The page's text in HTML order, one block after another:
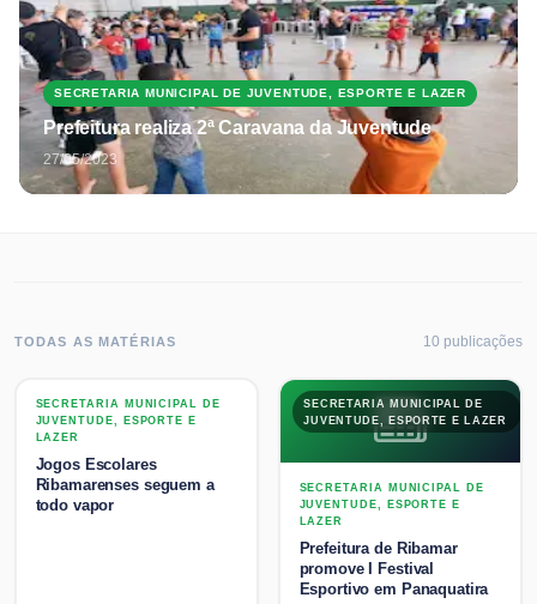
SECRETARIA MUNICIPAL DE JUVENTUDE, ESPORTE E LAZER
Prefeitura realiza 2ª Caravana da Juventude
27/05/2023
TODAS AS MATÉRIAS 10 publicações
SECRETARIA MUNICIPAL DE
JUVENTUDE, ESPORTE E LAZER
SECRETARIA MUNICIPAL DE
JUVENTUDE, ESPORTE E
LAZER
Jogos Escolares
Ribamarenses seguem a
todo vapor
SECRETARIA MUNICIPAL DE
JUVENTUDE, ESPORTE E LAZER
SECRETARIA MUNICIPAL DE
JUVENTUDE, ESPORTE E
LAZER
Prefeitura de Ribamar
promove I Festival
Esportivo em Panaquatira